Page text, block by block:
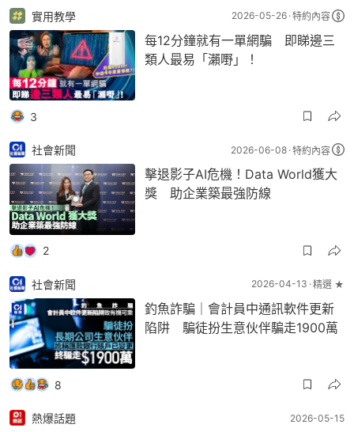
實用教學 2026-05-26 特約內容
每12分鐘就有一單網騙 即睇邊三
類人最易「瀨嘢」！
3
社會新聞 2026-06-08 特約內容
擊退影子AI危機！Data World獲大
獎 助企業築最強防線
2
社會新聞 2026-04-13 精選 ★
釣魚詐騙｜會計員中通訊軟件更新
陷阱 騙徒扮生意伙伴騙走1900萬
8
熱爆話題 2026-05-15